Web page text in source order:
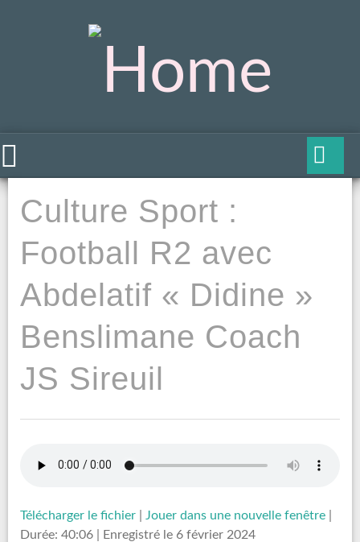
Culture Sport :
Football R2 avec
Abdelatif « Didine »
Benslimane Coach
JS Sireuil
Télécharger le fichier Jouer dans une nouvelle fenêtre
Durée: 40:06
Enregistré le 6 février 2024